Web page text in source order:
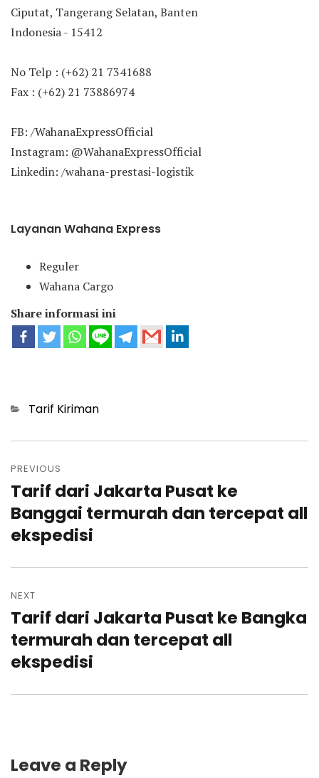
Ciputat, Tangerang Selatan, Banten
Indonesia - 15412
No Telp : (+62) 21 7341688
Fax : (+62) 21 73886974
FB: /WahanaExpressOfficial
Instagram: @WahanaExpressOfficial
Linkedin: /wahana-prestasi-logistik
Layanan Wahana Express
Reguler
Wahana Cargo
Share informasi ini
Categories
Tarif Kiriman
navigation
PREVIOUS
Previous
post:
Tarif dari Jakarta Pusat ke
Banggai termurah dan tercepat all
ekspedisi
NEXT
Next
post:
Tarif dari Jakarta Pusat ke Bangka
termurah dan tercepat all
ekspedisi
Leave a Reply